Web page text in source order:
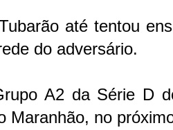
até tentou
do adversário.
A2 da Série D
Maranhão, no